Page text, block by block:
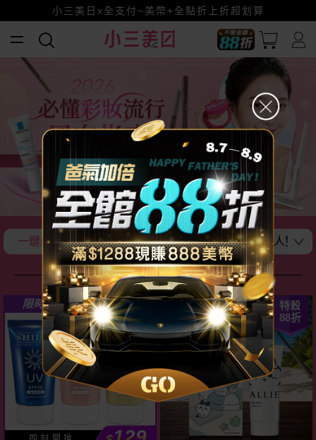
賺美幣~換好禮~立即換GO~
小三美日x全支付~美幣+全點折上折超划算
全館88折爸氣加倍！
一鍵成為最時尚的存在 打扮的美美出門啦~ 迷人雙眼
防曬 × 美白 × 女孩戰力全開！
限時51折
特殺
88折